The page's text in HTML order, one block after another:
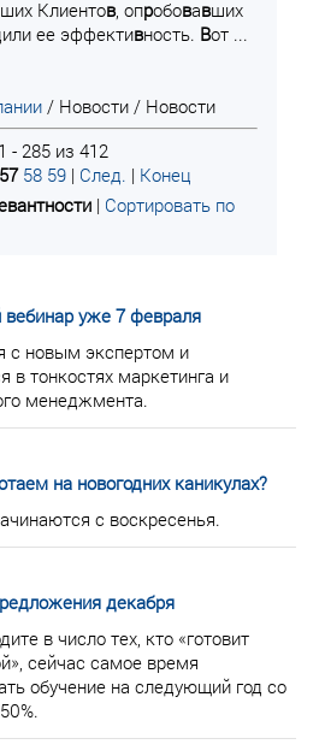
Клиентов, опробовавших
ее эффективность. Вот ...
/ Новости / Новости
- 285 из 412
57 58 59 | След. | Конец
| Сортировать по
вебинар уже 7 февраля
с новым экспертом и
в тонкостях маркетинга и
менеджмента.
на новогодних каникулах?
с воскресенья.
декабря
в число тех, кто «готовит
сейчас самое время
обучение на следующий год со